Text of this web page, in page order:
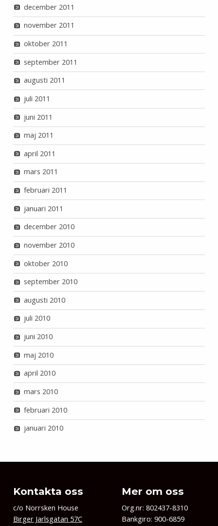
december 2011
november 2011
oktober 2011
september 2011
augusti 2011
juli 2011
juni 2011
maj 2011
april 2011
mars 2011
februari 2011
januari 2011
december 2010
november 2010
oktober 2010
september 2010
augusti 2010
juli 2010
juni 2010
maj 2010
april 2010
mars 2010
februari 2010
januari 2010
Kontakta oss
c/o Norrsken House
Birger Jarlsgatan 57C
Mer om oss
Org.nr: 802437-8310
Bankgiro: 900-6859